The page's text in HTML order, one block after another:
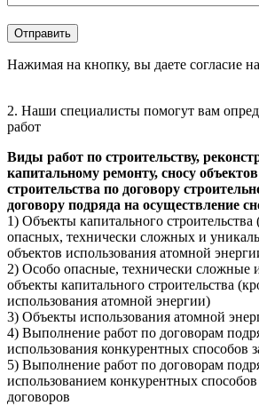
Оставьте это поле пустым.
Отправить
Нажимая на кнопку, вы даете согласие на
2. Наши специалисты помогут вам
работ
Виды работ по строительству,
капитальному ремонту, сносу
строительства по договору
договору подряда на осуществление
1) Объекты капитального строительства
опасных, технически сложных и
объектов использования атомной
2) Особо опасные, технически сложные
объекты капитального строительства
использования атомной энергии)
3) Объекты использования атомной
4) Выполнение работ по договорам
использования конкурентных способов
5) Выполнение работ по договорам
использованием конкурентных
договоров